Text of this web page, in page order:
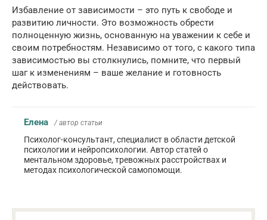
Избавление от зависимости – это путь к свободе и
развитию личности. Это возможность обрести
полноценную жизнь, основанную на уважении к себе и
своим потребностям. Независимо от того, с какого типа
зависимостью вы столкнулись, помните, что первый
шаг к изменениям – ваше желание и готовность
действовать.
Елена / автор статьи
Психолог-консультант, специалист в области детской
психологии и нейропсихологии. Автор статей о
ментальном здоровье, тревожных расстройствах и
методах психологической самопомощи.